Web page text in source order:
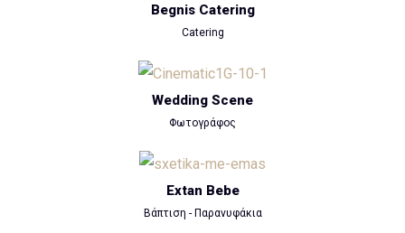
Begnis Catering
Catering
Wedding Scene
Φωτογράφος
Extan Bebe
Βάπτιση - Παρανυφάκια